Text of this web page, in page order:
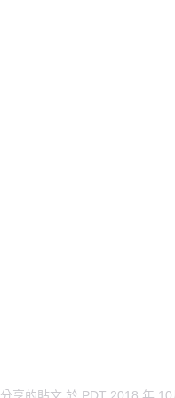
分享的貼文 於 PDT 2018 年 10